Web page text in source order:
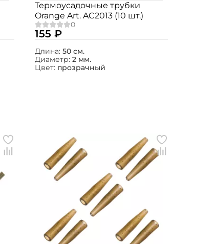
Термоусадочные трубки
Orange Art. AC2013 (10 шт.)
155 ₽
Длина: 50 см.
Диаметр: 2 мм.
Цвет: прозрачный